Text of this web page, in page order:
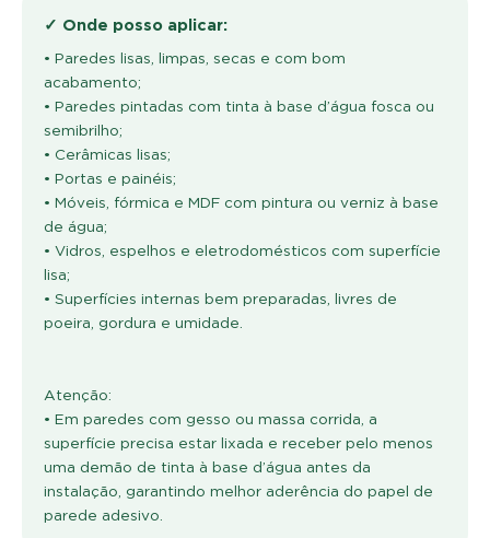
✓ Onde posso aplicar:
• Paredes lisas, limpas, secas e com bom
acabamento;
• Paredes pintadas com tinta à base d’água fosca ou
semibrilho;
• Cerâmicas lisas;
• Portas e painéis;
• Móveis, fórmica e MDF com pintura ou verniz à base
de água;
• Vidros, espelhos e eletrodomésticos com superfície
lisa;
• Superfícies internas bem preparadas, livres de
poeira, gordura e umidade.
Atenção:
• Em paredes com gesso ou massa corrida, a
superfície precisa estar lixada e receber pelo menos
uma demão de tinta à base d’água antes da
instalação, garantindo melhor aderência do papel de
parede adesivo.